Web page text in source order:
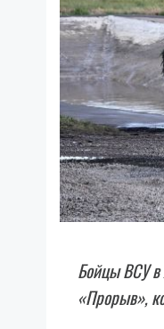
Бойцы ВСУ в
«Прорыв»,